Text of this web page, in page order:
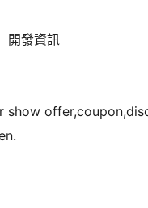
開發資訊
show